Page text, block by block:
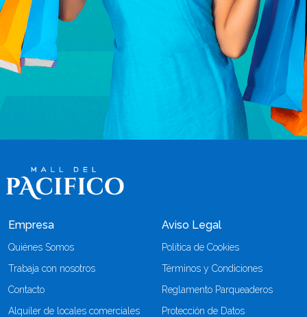
Empresa
Quiénes Somos
Trabaja con nosotros
Contacto
Alquiler de locales comerciales
Aviso Legal
Política de Cookies
Términos y Condiciones
Reglamento Parqueaderos
Protección de Datos